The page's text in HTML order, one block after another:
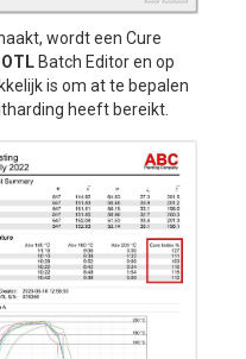
wordt een Cure
Batch Editor en op
is om at te bepalen
heeft bereikt.